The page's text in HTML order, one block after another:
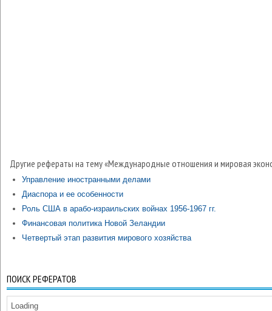
Другие рефераты на тему «Международные отношения и мировая
Управление иностранными делами
Диаспора и ее особенности
Роль США в арабо-израильских войнах 1956-1967 гг.
Финансовая политика Новой Зеландии
Четвертый этап развития мирового хозяйства
ПОИСК РЕФЕРАТОВ
Loading